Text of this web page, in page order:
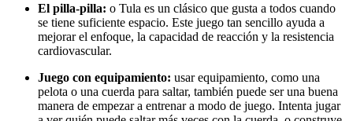
El pilla-pilla: o Tula es un clásico que gusta a todos cuando
se tiene suficiente espacio. Este juego tan sencillo ayuda a
mejorar el enfoque, la capacidad de reacción y la resistencia
cardiovascular.
Juego con equipamiento: usar equipamiento, como una
pelota o una cuerda para saltar, también puede ser una buena
manera de empezar a entrenar a modo de juego. Intenta jugar